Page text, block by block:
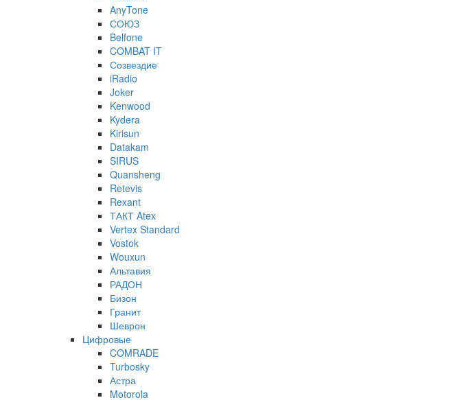
AnyTone
СОЮЗ
Belfone
COMBAT IT
Созвездие
iRadio
Joker
Kenwood
Kydera
Kirisun
Datakam
SIRUS
Quansheng
Retevis
Rexant
ТАКТ Atex
Vertex Standard
Vostok
Wouxun
Альтавия
РАДОН
Бизон
Гранит
Шеврон
Цифровые
COMRADE
Turbosky
Астра
Motorola